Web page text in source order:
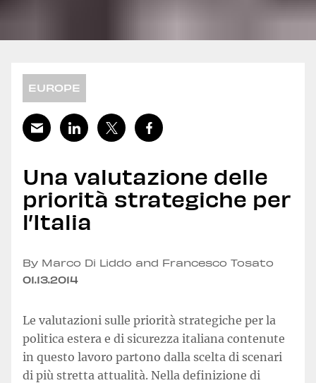
EUROPE
Una valutazione delle
priorità strategiche per
l’Italia
By Marco Di Liddo and Francesco Tosato
01.13.2014
Le valutazioni sulle priorità strategiche per la
politica estera e di sicurezza italiana contenute
in questo lavoro partono dalla scelta di scenari
di più stretta attualità. Nella definizione di